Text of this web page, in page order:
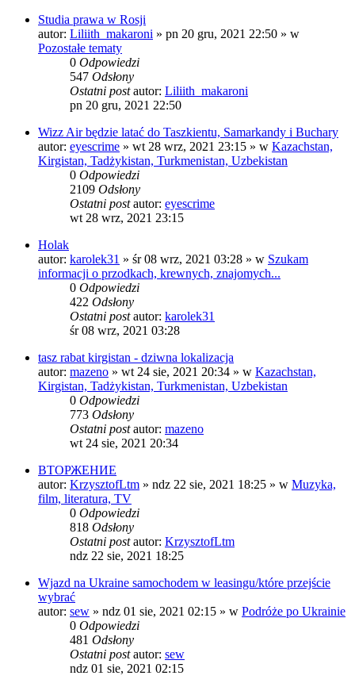
Studia prawa w Rosji
autor: Liliith_makaroni » pn 20 gru, 2021 22:50 » w
Pozostałe tematy
0 Odpowiedzi
547 Odsłony
Ostatni postautor: Liliith_makaroni
pn 20 gru, 2021 22:50
Wizz Air będzie latać do Taszkientu, Samarkandy i Buchary
autor: eyescrime » wt 28 wrz, 2021 23:15 » w Kazachstan,
Kirgistan, Tadżykistan, Turkmenistan, Uzbekistan
0 Odpowiedzi
2109 Odsłony
Ostatni postautor: eyescrime
wt 28 wrz, 2021 23:15
Holak
autor: karolek31 » śr 08 wrz, 2021 03:28 » w Szukam
informacji o przodkach, krewnych, znajomych...
0 Odpowiedzi
422 Odsłony
Ostatni postautor: karolek31
śr 08 wrz, 2021 03:28
tasz rabat kirgistan - dziwna lokalizacja
autor: mazeno » wt 24 sie, 2021 20:34 » w Kazachstan,
Kirgistan, Tadżykistan, Turkmenistan, Uzbekistan
0 Odpowiedzi
773 Odsłony
Ostatni postautor: mazeno
wt 24 sie, 2021 20:34
ВТОРЖЕНИЕ
autor: KrzysztofLtm » ndz 22 sie, 2021 18:25 » w Muzyka,
film, literatura, TV
0 Odpowiedzi
818 Odsłony
Ostatni postautor: KrzysztofLtm
ndz 22 sie, 2021 18:25
Wjazd na Ukraine samochodem w leasingu/które przejście
wybrać
autor: sew » ndz 01 sie, 2021 02:15 » w Podróże po Ukrainie
0 Odpowiedzi
481 Odsłony
Ostatni postautor: sew
ndz 01 sie, 2021 02:15